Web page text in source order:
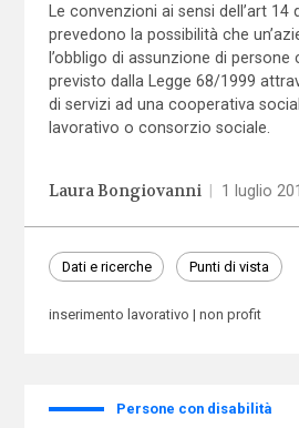
Le convenzioni ai sensi dell’art
prevedono la possibilità che
l’obbligo di assunzione di persone
previsto dalla Legge 68/1999
di servizi ad una cooperativa
lavorativo o consorzio sociale.
Laura Bongiovanni 1 luglio
Dati e ricerche Punti di vista
inserimento lavorativo non profit
Persone con disabilità